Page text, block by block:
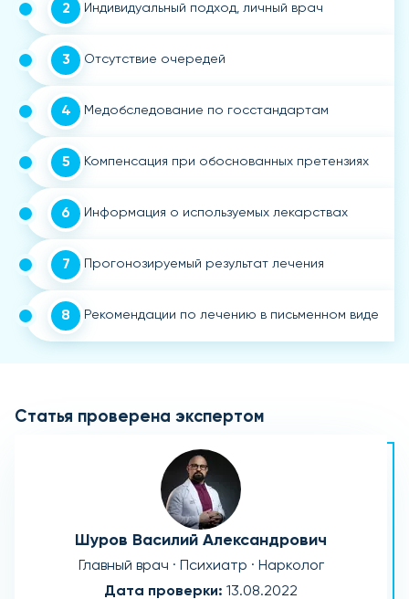
2 Индивидуальный подход, личный врач
3 Отсутствие очередей
4 Медобследование по госстандартам
5 Компенсация при обоснованных претензиях
6 Информация о используемых лекарствах
7 Прогонозируемый результат лечения
8 Рекомендации по лечению в письменном виде
Статья проверена экспертом
Шуров Василий Александрович
Главный врач · Психиатр · Нарколог
Дата проверки: 13.08.2022